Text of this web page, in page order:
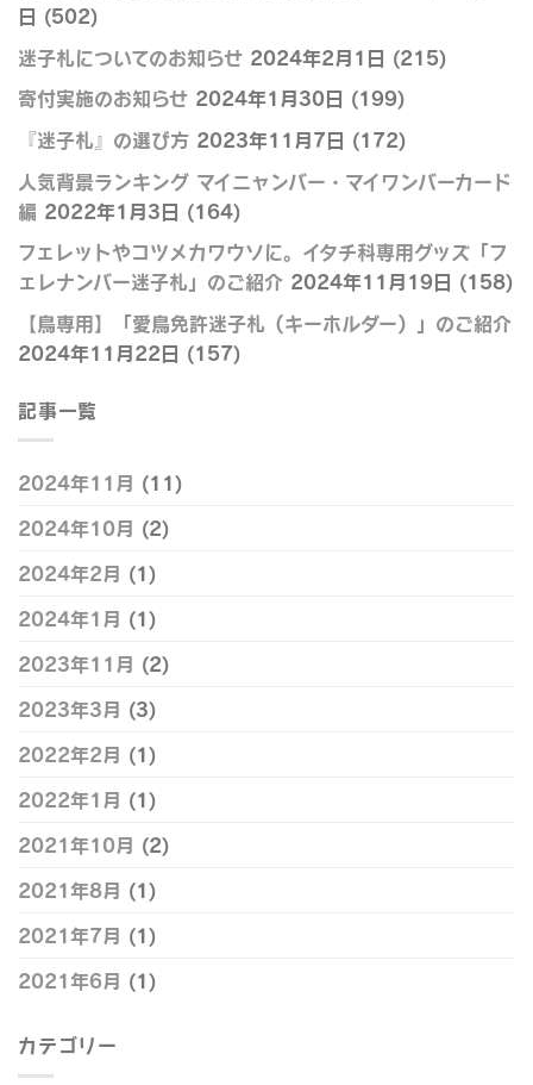
日 (502)
迷子札についてのお知らせ 2024年2月1日 (215)
寄付実施のお知らせ 2024年1月30日 (199)
『迷子札』の選び方 2023年11月7日 (172)
人気背景ランキング マイニャンバー・マイワンバーカード
編 2022年1月3日 (164)
フェレットやコツメカワウソに。イタチ科専用グッズ「フ
ェレナンバー迷子札」のご紹介 2024年11月19日 (158)
【鳥専用】「愛鳥免許迷子札（キーホルダー）」のご紹介
2024年11月22日 (157)
記事一覧
2024年11月 (11)
2024年10月 (2)
2024年2月 (1)
2024年1月 (1)
2023年11月 (2)
2023年3月 (3)
2022年2月 (1)
2022年1月 (1)
2021年10月 (2)
2021年8月 (1)
2021年7月 (1)
2021年6月 (1)
カテゴリー